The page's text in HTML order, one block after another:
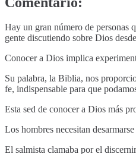
Hay un gran número de personas
gente discutiendo sobre Dios
Conocer a Dios implica
Su palabra, la Biblia, nos
fe, indispensable para que
Esta sed de conocer a Dios más
Los hombres necesitan
El salmista clamaba por el